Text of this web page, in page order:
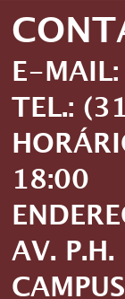
E-MAIL:
TEL.:
18:00
AV.